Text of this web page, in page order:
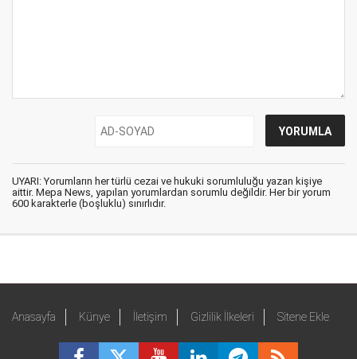
UYARI: Yorumların her türlü cezai ve hukuki sorumluluğu yazan kişiye
aittir. Mepa News, yapılan yorumlardan sorumlu değildir. Her bir yorum
600 karakterle (boşluklu) sınırlıdır.
Anasayfa Künye İletişim Gizlilik İlkeleri Sitene Ekle